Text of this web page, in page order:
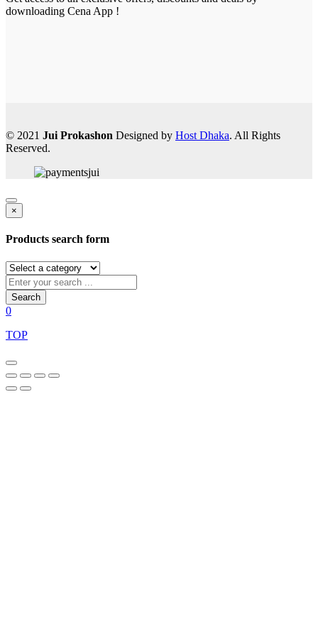
downloading Cena App !
© 2021 Jui Prokashon Designed by Host Dhaka. All Rights
Reserved.
×
Products search form
Search
0
TOP